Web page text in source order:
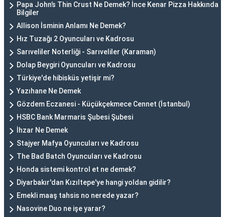
Papa John’s Thin Crust Ne Demek? İnce Kenar Pizza Hakkında
Bilgiler
Allison İsminin Anlamı Ne Demek?
Hız Tuzağı 2 Oyuncuları ve Kadrosu
Sarıveliler Noterliği - Sarıveliler (Karaman)
Dolap Beygiri Oyuncuları ve Kadrosu
Türkiye'de hibisküs yetişir mi?
Yazıhane Ne Demek
Gözdem Eczanesi - Küçükçekmece Cennet (İstanbul)
HSBC Bank Marmaris Şubesi Şubesi
İhzar Ne Demek
Stajyer Mafya Oyuncuları ve Kadrosu
The Bad Batch Oyuncuları ve Kadrosu
Honda sistemi kontrol et ne demek?
Diyarbakır'dan Kızıltepe'ye hangi yoldan gidilir?
Emekli maaş tahsis no nerede yazar?
Nasovine Duo ne işe yarar?